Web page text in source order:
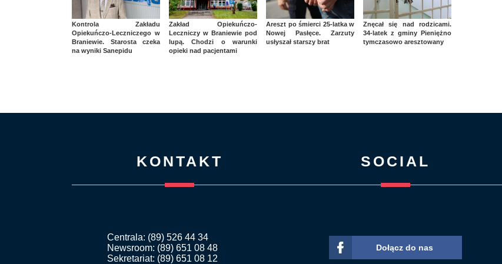
Kontrola Zakładu
Opiekuńczo-Leczniczego w
Braniewie. Starosta czeka
na wyniki Sanepidu
Zakład Opiekuńczo-
Leczniczy w Braniewie pod
lupą. Chodzi o warunki
opieki nad pacjentami
Areszt po śmierci 25-latka w
Nowej Pasłęce. Zarzuty
usłyszał starszy brat
Znęcał się nad rodzicami.
34-latek z gminy Pieniężno
tymczasowo aresztowany
KONTAKT
Centrala: (89) 526 44 34
Newsroom: (89) 651 08 48
Sekretariat: (89) 651 08 12
SOCIAL
Dołącz do nas